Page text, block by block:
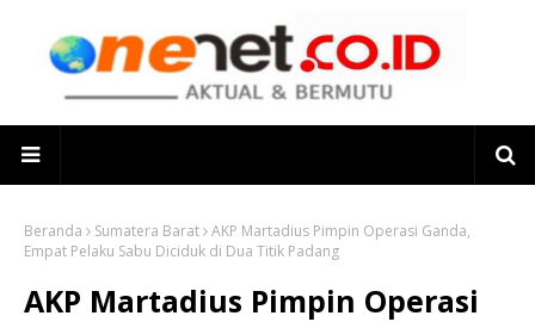
Beranda Sumatera Barat AKP Martadius Pimpin Operasi Ganda,
Empat Pelaku Sabu Diciduk di Dua Titik Padang
AKP Martadius Pimpin Operasi